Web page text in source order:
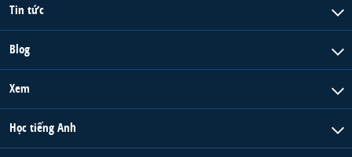
Tin tức
Blog
Xem
Học tiếng Anh